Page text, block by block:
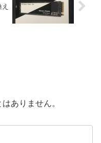
ありません。